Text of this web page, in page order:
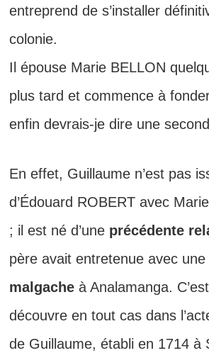
entreprend de s’installer
colonie.
Il épouse Marie BELLON
plus tard et commence à
enfin devrais-je dire une
En effet, Guillaume n’est pas
d’Édouard ROBERT avec
; il est né d’une précédente
père avait entretenue avec une
malgache à Analamanga.
découvre en tout cas dans
de Guillaume, établi en 1714 à